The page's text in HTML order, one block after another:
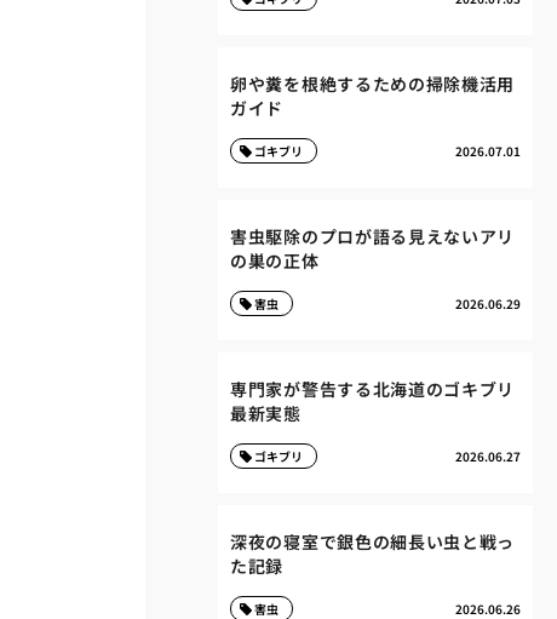
卵や糞を根絶するための掃除機活用
ガイド
2026.07.01
ゴキブリ
害虫駆除のプロが語る見えないアリ
の巣の正体
2026.06.29
害虫
専門家が警告する北海道のゴキブリ
最新実態
2026.06.27
ゴキブリ
深夜の寝室で銀色の細長い虫と戦っ
た記録
2026.06.26
害虫